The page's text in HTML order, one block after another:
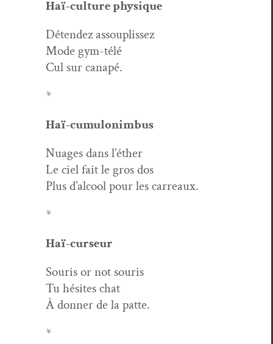
Haï-cul­ture physique
Déten­dez assouplissez
Mode gym-télé
Cul sur canapé.
*
Haï-cumu­lonim­bus
Nuages dans l’éther
Le ciel fait le gros dos
Plus d’alcool pour les carreaux.
*
Haï-curseur
Souris or not souris
Tu hésites chat
À don­ner de la patte.
*